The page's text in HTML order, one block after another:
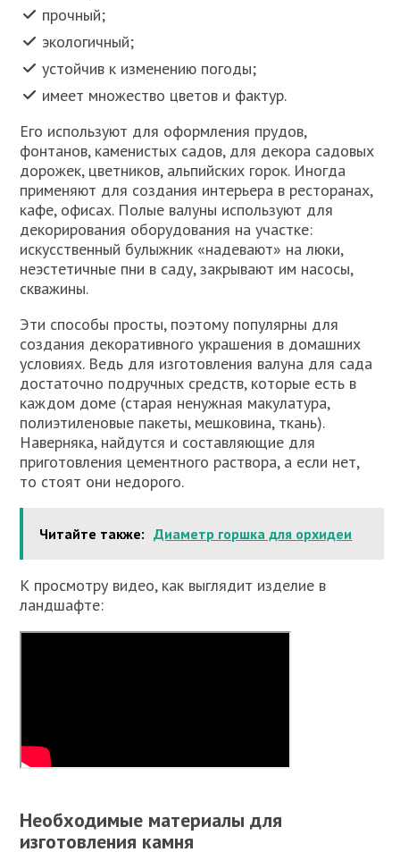
прочный;
экологичный;
устойчив к изменению погоды;
имеет множество цветов и фактур.
Его используют для оформления прудов,
фонтанов, каменистых садов, для декора садовых
дорожек, цветников, альпийских горок. Иногда
применяют для создания интерьера в ресторанах,
кафе, офисах. Полые валуны используют для
декорирования оборудования на участке:
искусственный булыжник «надевают» на люки,
неэстетичные пни в саду, закрывают им насосы,
скважины.
Эти способы просты, поэтому популярны для
создания декоративного украшения в домашних
условиях. Ведь для изготовления валуна для сада
достаточно подручных средств, которые есть в
каждом доме (старая ненужная макулатура,
полиэтиленовые пакеты, мешковина, ткань).
Наверняка, найдутся и составляющие для
приготовления цементного раствора, а если нет,
то стоят они недорого.
Читайте также: Диаметр горшка для орхидеи
К просмотру видео, как выглядит изделие в
ландшафте:
Необходимые материалы для
изготовления камня